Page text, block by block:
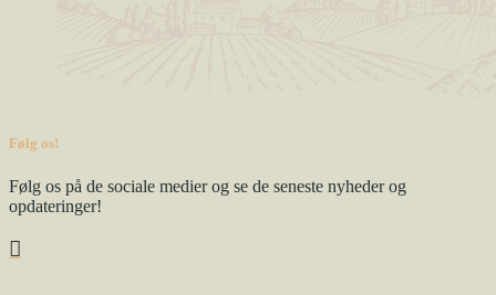
Følg os!
Følg os på de sociale medier og se de seneste nyheder og
opdateringer!